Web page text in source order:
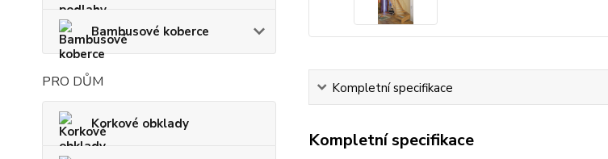
Bambusové koberce
PRO DŮM
Korkové obklady
Kompletní specifikace
Kompletní specifikace